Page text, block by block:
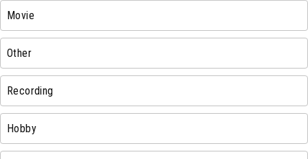
Movie
Other
Recording
Hobby